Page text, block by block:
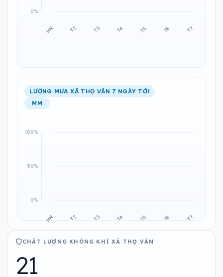
LƯỢNG MƯA XÃ THỌ VĂN 7 NGÀY TỚI
MM
CHẤT LƯỢNG KHÔNG KHÍ XÃ THỌ VĂN
21